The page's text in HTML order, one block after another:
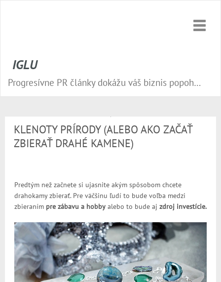
Toggle
IGLU
Progresívne PR články dokážu váš biznis popohnať vesmírnou rýchlosťou vpred. Nepremeškajte tú správnu príležitosť a publikujte na našom webe.
KLENOTY PRÍRODY (ALEBO AKO ZAČAŤ
ZBIERAŤ DRAHÉ KAMENE)
Predtým než začnete si ujasnite akým spôsobom chcete
drahokamy zbierať. Pre väčšinu ľudí to bude voľba medzi
zbieraním pre zábavu a hobby alebo to bude aj zdroj investície.